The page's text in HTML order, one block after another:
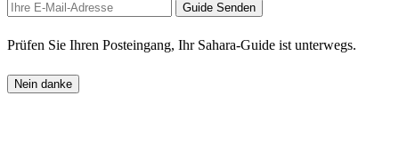
Guide Senden
Prüfen Sie Ihren Posteingang, Ihr Sahara-Guide ist unterwegs.
Nein danke